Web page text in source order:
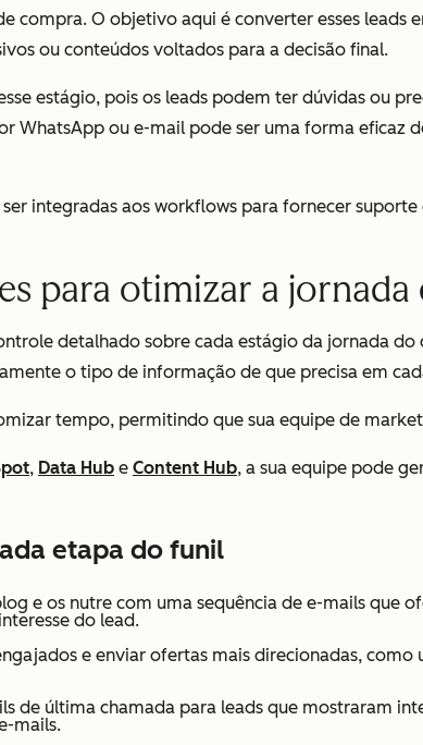
compra. O objetivo aqui é converter esses leads
ou conteúdos voltados para a decisão final.
estágio, pois os leads podem ter dúvidas ou
WhatsApp ou e-mail pode ser uma forma eficaz
integradas aos workflows para fornecer
para otimizar a jornada
detalhado sobre cada estágio da jornada
o tipo de informação de que precisa em
tempo, permitindo que sua equipe de
, Data Hub e Content Hub, a sua equipe pode
etapa do funil
e os nutre com uma sequência de e-mails que
do lead.
e enviar ofertas mais direcionadas,
de última chamada para leads que mostraram
mails.